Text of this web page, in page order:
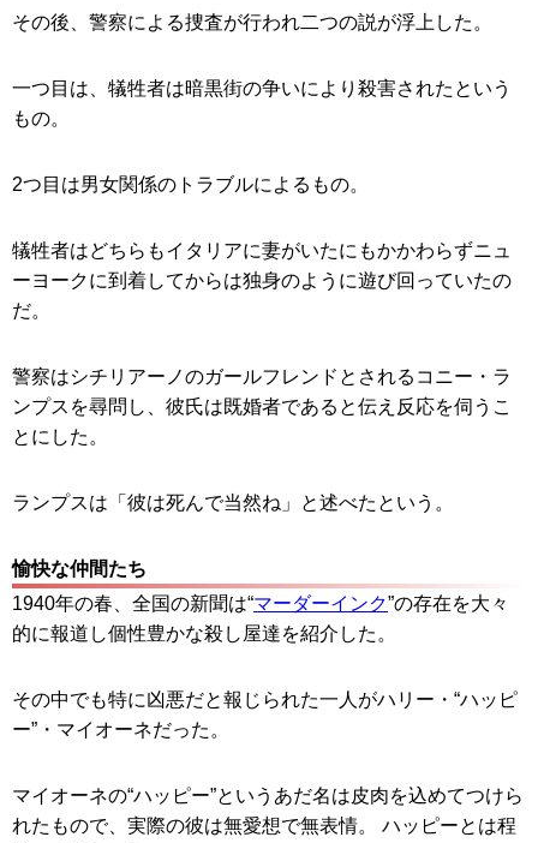
その後、警察による捜査が行われ二つの説が浮上した。
一つ目は、犠牲者は暗黒街の争いにより殺害されたという
もの。
2つ目は男女関係のトラブルによるもの。
犠牲者はどちらもイタリアに妻がいたにもかかわらずニュ
ーヨークに到着してからは独身のように遊び回っていたの
だ。
警察はシチリアーノのガールフレンドとされるコニー・ラ
ンプスを尋問し、彼氏は既婚者であると伝え反応を伺うこ
とにした。
ランプスは「彼は死んで当然ね」と述べたという。
愉快な仲間たち
1940年の春、全国の新聞は“マーダーインク”の存在を大々
的に報道し個性豊かな殺し屋達を紹介した。
その中でも特に凶悪だと報じられた一人がハリー・“ハッピ
ー”・マイオーネだった。
マイオーネの“ハッピー”というあだ名は皮肉を込めてつけら
れたもので、実際の彼は無愛想で無表情。 ハッピーとは程